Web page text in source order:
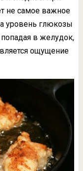
не самое важное
уровень глюкозы
в желудок,
ощущение